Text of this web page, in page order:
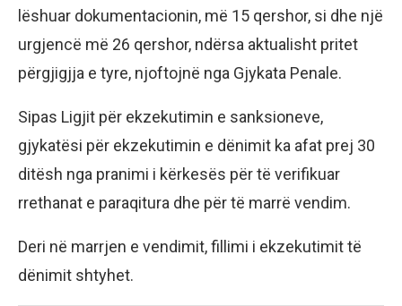
lëshuar dokumentacionin, më 15 qershor, si dhe një
urgjencë më 26 qershor, ndërsa aktualisht pritet
përgjigjja e tyre, njoftojnë nga Gjykata Penale.
Sipas Ligjit për ekzekutimin e sanksioneve,
gjykatësi për ekzekutimin e dënimit ka afat prej 30
ditësh nga pranimi i kërkesës për të verifikuar
rrethanat e paraqitura dhe për të marrë vendim.
Deri në marrjen e vendimit, fillimi i ekzekutimit të
dënimit shtyhet.